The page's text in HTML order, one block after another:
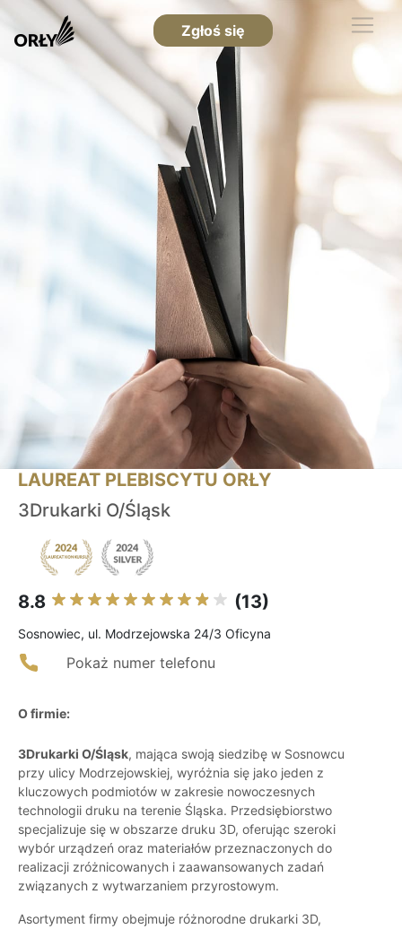
Zgłoś się
LAUREAT PLEBISCYTU ORŁY
3Drukarki O/Śląsk
8.8 (13)
Sosnowiec, ul. Modrzejowska 24/3 Oficyna
Pokaż numer telefonu
O firmie:
3Drukarki O/Śląsk, mająca swoją siedzibę w Sosnowcu
przy ulicy Modrzejowskiej, wyróżnia się jako jeden z
kluczowych podmiotów w zakresie nowoczesnych
technologii druku na terenie Śląska. Przedsiębiorstwo
specjalizuje się w obszarze druku 3D, oferując szeroki
wybór urządzeń oraz materiałów przeznaczonych do
realizacji zróżnicowanych i zaawansowanych zadań
związanych z wytwarzaniem przyrostowym.
Asortyment firmy obejmuje różnorodne drukarki 3D,